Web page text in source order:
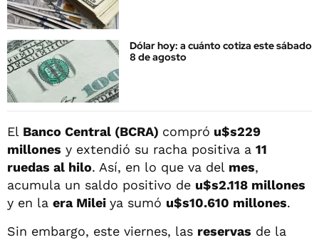
Dólar hoy: a cuánto cotiza este sábado
8 de agosto
El Banco Central (BCRA) compró u$s229
millones y extendió su racha positiva a 11
ruedas al hilo. Así, en lo que va del mes,
acumula un saldo positivo de u$s2.118 millones
y en la era Milei ya sumó u$s10.610 millones.
Sin embargo, este viernes, las reservas de la